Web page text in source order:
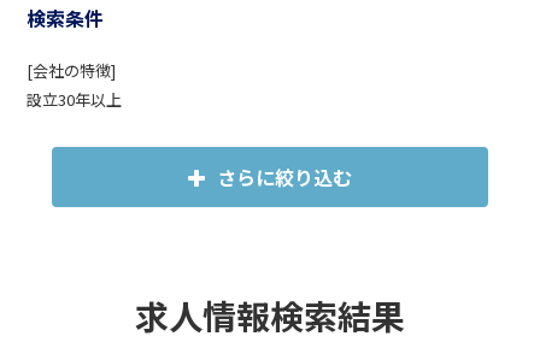
検索条件
[会社の特徴]
設立30年以上
さらに絞り込む
求人情報検索結果